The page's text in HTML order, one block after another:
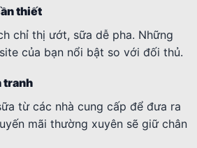
thiết
chỉ thị ướt, sữa dễ pha. Những
của bạn nổi bật so với đối thủ.
tranh
từ các nhà cung cấp để đưa ra
mãi thường xuyên sẽ giữ chân